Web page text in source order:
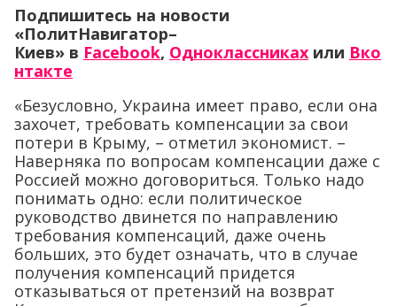
Подпишитесь на новости
«ПолитНавигатор–
Киев» в Facebook, Одноклассниках или Вко
нтакте
«Безусловно, Украина имеет право, если она
захочет, требовать компенсации за свои
потери в Крыму, – отметил экономист. –
Наверняка по вопросам компенсации даже с
Россией можно договориться. Только надо
понимать одно: если политическое
руководство двинется по направлению
требования компенсаций, даже очень
больших, это будет означать, что в случае
получения компенсаций придется
отказываться от претензий на возврат